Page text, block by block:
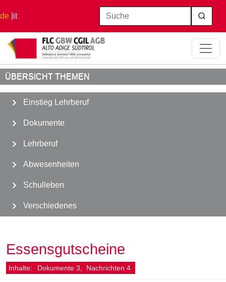
de it Suche
Startseite Lehrberuf
Essensgutscheine
Inhalte: Dokumente 3 Nachrichten 4
ÜBERSICHT THEMEN
Einstieg Lehrberuf
Dokumente
Lehrberuf
Abwesenheiten
Schulleben
Verschiedenes